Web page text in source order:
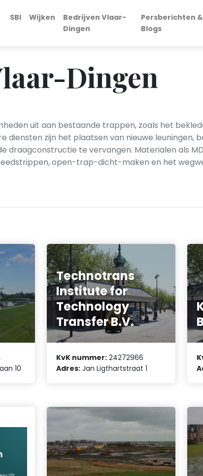
SBI Wijken
Bedrijven Vlaar-
Dingen
Persberichten &
Blogs
Dingen
uit aan bestaande trappen, zoals het
zijn het plaatsen van nieuwe leuningen,
te vervangen. Materialen als
open-trap-dicht-maken en het
10
Technotrans
Institute for
Technology
Transfer B.V.
KvK nummer: 24272966
Adres: Jan Ligthartstraat 1